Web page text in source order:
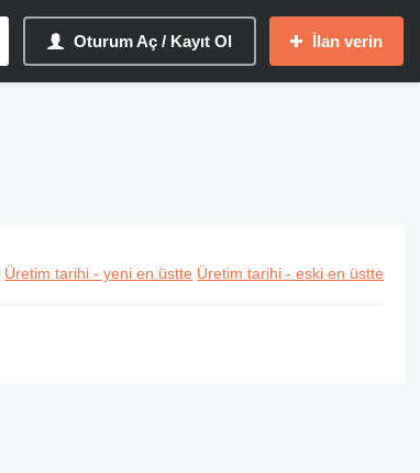
Oturum Aç / Kayıt Ol İlan verin
Üretim tarihi - yeni en üstte Üretim tarihi - eski en üstte